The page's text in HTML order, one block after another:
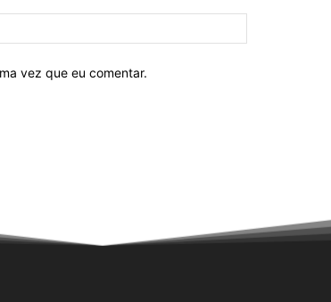
vez que eu comentar.